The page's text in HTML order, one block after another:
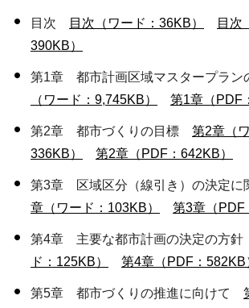
目次 目次（ワード：36KB）
目次
390KB）
第1章 都市計画区域マスタープラ
（ワード：9,745KB）
第1章（PDF
第2章 都市づくりの目標 第2章（
336KB）
第2章（PDF：642KB）
第3章 区域区分（線引き）の決定
章（ワード：103KB）
第3章（PDF
第4章 主要な都市計画の決定の方針
ド：125KB）
第4章（PDF：582KB
第5章 都市づくりの推進に向けて